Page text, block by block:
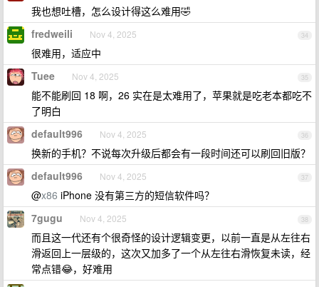
我也想吐槽，怎么设计得这么难用🤣
34
fredweili Nov 4, 2025
很难用，适应中
35
Tuee Nov 4, 2025
能不能刷回 18 啊，26 实在是太难用了，苹果就是吃老本都吃不
了明白
36
default996 Nov 4, 2025
换新的手机？不说每次升级后都会有一段时间还可以刷回旧版？
37
default996 Nov 4, 2025
@x86 iPhone 没有第三方的短信软件吗？
38
7gugu Nov 4, 2025
而且这一代还有个很奇怪的设计逻辑变更，以前一直是从左往右
滑返回上一层级的，这次又加多了一个从左往右滑恢复未读，经
常点错😂，好难用